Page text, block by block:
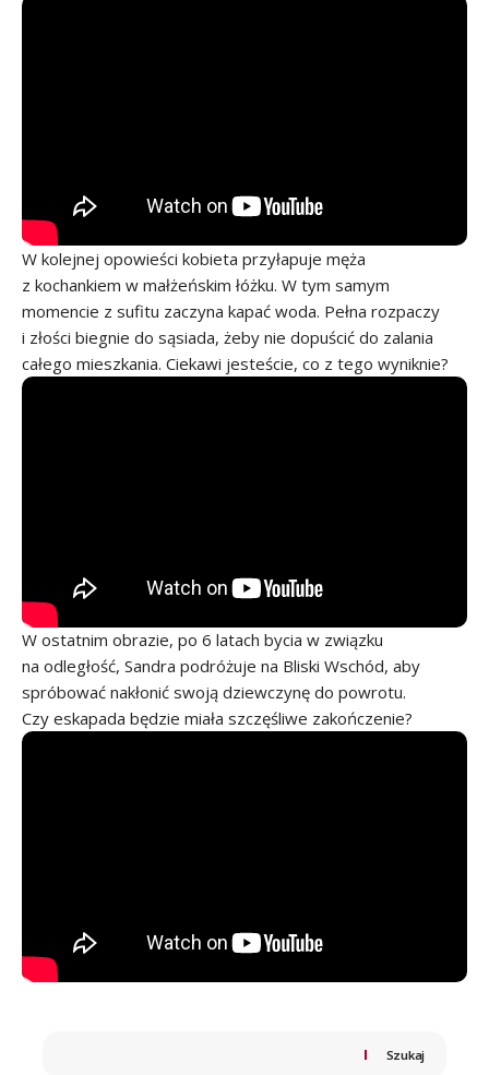
W kolejnej opowieści kobieta przyłapuje męża
z kochankiem w małżeńskim łóżku. W tym samym
momencie z sufitu zaczyna kapać woda. Pełna rozpaczy
i złości biegnie do sąsiada, żeby nie dopuścić do zalania
całego mieszkania. Ciekawi jesteście, co z tego wyniknie?
W ostatnim obrazie, po 6 latach bycia w związku
na odległość, Sandra podróżuje na Bliski Wschód, aby
spróbować nakłonić swoją dziewczynę do powrotu.
Czy eskapada będzie miała szczęśliwe zakończenie?
Szukaj